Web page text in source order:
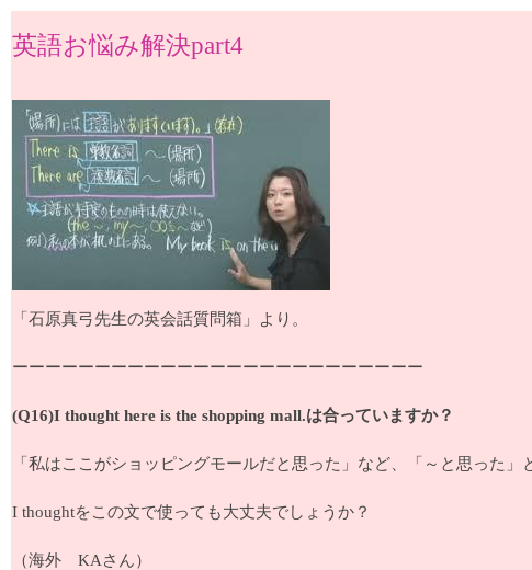
英語お悩み解決part4
「石原真弓先生の英会話質問箱」より。
ーーーーーーーーーーーーーーーーーーーーーーーーー
(Q16)I thought here is the shopping mall.は合っていますか？
「私はここがショッピングモールだと思った」など、「～と思った
I thoughtをこの文で使っても大丈夫でしょうか？
（海外 KAさん）